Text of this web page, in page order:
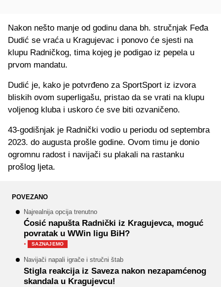
Nakon nešto manje od godinu dana bh. stručnjak Feđa
Dudić se vraća u Kragujevac i ponovo će sjesti na
klupu Radničkog, tima kojeg je podigao iz pepela u
prvom mandatu.
Dudić je, kako je potvrđeno za SportSport iz izvora
bliskih ovom superligašu, pristao da se vrati na klupu
voljenog kluba i uskoro će sve biti ozvaničeno.
43-godišnjak je Radnički vodio u periodu od septembra
2023. do augusta prošle godine. Ovom timu je donio
ogromnu radost i navijači su plakali na rastanku
prošlog ljeta.
POVEZANO
Najrealnija opcija trenutno
Ćosić napušta Radnički iz Kragujevca, moguć
povratak u WWin ligu BiH?
· SAZNAJEMO
Navijači napali igrače i stručni štab
Stigla reakcija iz Saveza nakon nezapamćenog
skandala u Kragujevcu!